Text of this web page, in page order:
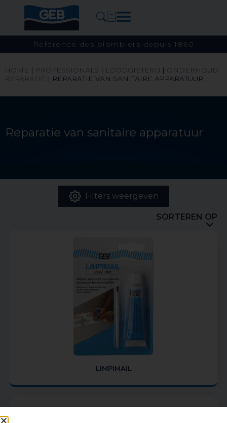
Référence des plombiers depuis 1860
HOME | PROFESSIONALS | LOODGIETERIJ | ONDERHOUD
REPARATIE
| REPARATIE VAN SANITAIRE APPARATUUR
Reparatie van sanitaire apparatuur
Filters weergeven
SORTEREN OP
LIMPIMAIL